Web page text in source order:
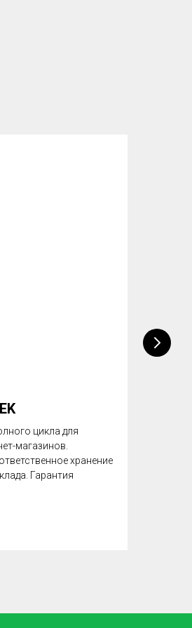
цикла для
магазинов.
хранение
Гарантия